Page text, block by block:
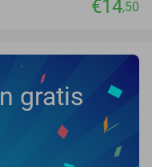
€14,50
gratis